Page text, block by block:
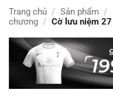
Trang chủ / Sản phẩm /
chương / Cờ lưu niệm 27